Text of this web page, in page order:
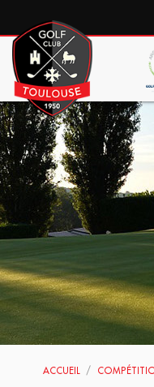
ACCUEIL